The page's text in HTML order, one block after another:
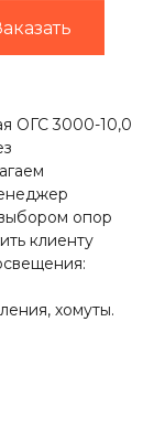
ОГС 3000-10,0
опор
клиенту
хомуты.